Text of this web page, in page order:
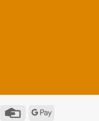
Credit
Google